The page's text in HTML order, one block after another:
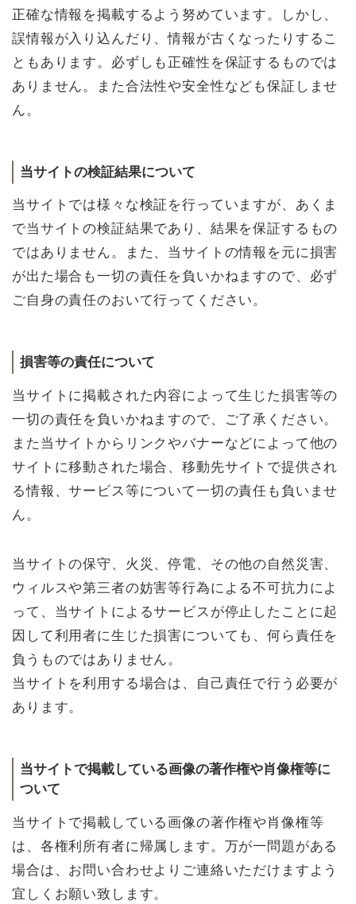
正確な情報を掲載するよう努めています。しかし、
誤情報が入り込んだり、情報が古くなったりするこ
ともあります。必ずしも正確性を保証するものでは
ありません。また合法性や安全性なども保証しませ
ん。
当サイトの検証結果について
当サイトでは様々な検証を行っていますが、あくま
で当サイトの検証結果であり、結果を保証するもの
ではありません。また、当サイトの情報を元に損害
が出た場合も一切の責任を負いかねますので、必ず
ご自身の責任のおいて行ってください。
損害等の責任について
当サイトに掲載された内容によって生じた損害等の
一切の責任を負いかねますので、ご了承ください。
また当サイトからリンクやバナーなどによって他の
サイトに移動された場合、移動先サイトで提供され
る情報、サービス等について一切の責任も負いませ
ん。
当サイトの保守、火災、停電、その他の自然災害、
ウィルスや第三者の妨害等行為による不可抗力によ
って、当サイトによるサービスが停止したことに起
因して利用者に生じた損害についても、何ら責任を
負うものではありません。
当サイトを利用する場合は、自己責任で行う必要が
あります。
当サイトで掲載している画像の著作権や肖像権等に
ついて
当サイトで掲載している画像の著作権や肖像権等
は、各権利所有者に帰属します。万が一問題がある
場合は、お問い合わせよりご連絡いただけますよう
宜しくお願い致します。